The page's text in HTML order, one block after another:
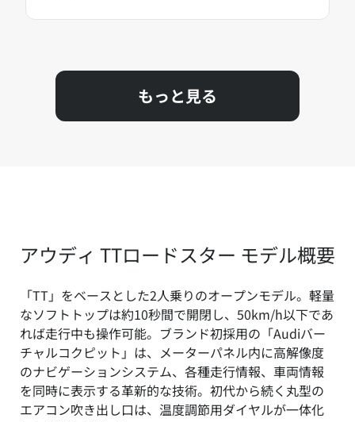
もっと見る
アウディ TTロードスター モデル概要
「TT」をベースとした2人乗りのオープンモデル。軽量
なソフトトップは約10秒間で開閉し、50km/h以下であ
れば走行中も操作可能。ブランド初採用の「Audiバー
チャルコクピット」は、メーターパネル内に高解像度
のナビゲーションシステム、各種走行情報、車両情報
を同時に表示する革新的な技術。初代から続く丸型の
エアコン吹き出し口は、温度調節用ダイヤルが一体化